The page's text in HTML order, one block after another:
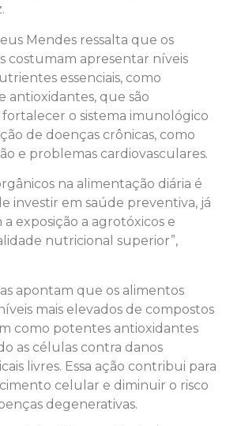
Mendes ressalta que os
costumam apresentar níveis
essenciais, como
antioxidantes, que são
o sistema imunológico
de doenças crônicas, como
e problemas cardiovasculares.
na alimentação diária é
investir em saúde preventiva, já
exposição a agrotóxicos e
nutricional superior”,
apontam que os alimentos
mais elevados de compostos
como potentes antioxidantes
as células contra danos
livres. Essa ação contribui para
celular e diminuir o risco
degenerativas.